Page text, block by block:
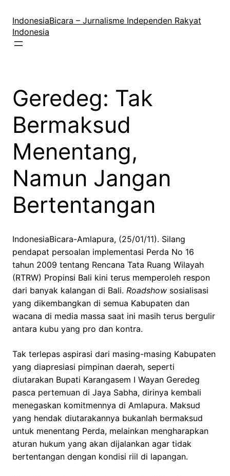
konten
IndonesiaBicara – Jurnalisme Independen Rakyat
Indonesia
Geredeg: Tak
Bermaksud
Menentang,
Namun Jangan
Bertentangan
IndonesiaBicara-Amlapura, (25/01/11). Silang
pendapat persoalan implementasi Perda No 16
tahun 2009 tentang Rencana Tata Ruang Wilayah
(RTRW) Propinsi Bali kini terus memperoleh respon
dari banyak kalangan di Bali. Roadshow sosialisasi
yang dikembangkan di semua Kabupaten dan
wacana di media massa saat ini masih terus bergulir
antara kubu yang pro dan kontra.
Tak terlepas aspirasi dari masing-masing Kabupaten
yang diapresiasi pimpinan daerah, seperti
diutarakan Bupati Karangasem I Wayan Geredeg
pasca pertemuan di Jaya Sabha, dirinya kembali
menegaskan komitmennya di Amlapura. Maksud
yang hendak diutarakannya bukanlah bermaksud
untuk menentang Perda, melainkan mengharapkan
aturan hukum yang akan dijalankan agar tidak
bertentangan dengan kondisi riil di lapangan.